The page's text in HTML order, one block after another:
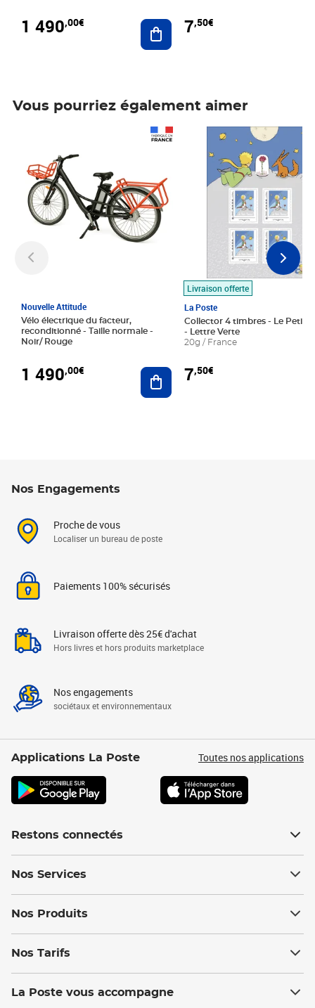
1 490,00€ Ajouter au panier
7,50€
Vous pourriez également aimer
Nouvelle Attitude
Vélo électrique du facteur,
reconditionné - Taille normale -
Noir/ Rouge
1 490,00€ Ajouter au panier
Livraison offerte
La Poste
Collector 4 timbres - Le Petit
- Lettre Verte
20g / France
7,50€
Prix 7,50€
Nos Engagements
Proche de vous
Localiser un bureau de poste
Paiements 100% sécurisés
Livraison offerte dès 25€ d'achat
Hors livres et hors produits marketplace
Nos engagements
sociétaux et environnementaux
Applications La Poste Toutes nos applications
Restons connectés
Nos Services
Nos Produits
Nos Tarifs
La Poste vous accompagne